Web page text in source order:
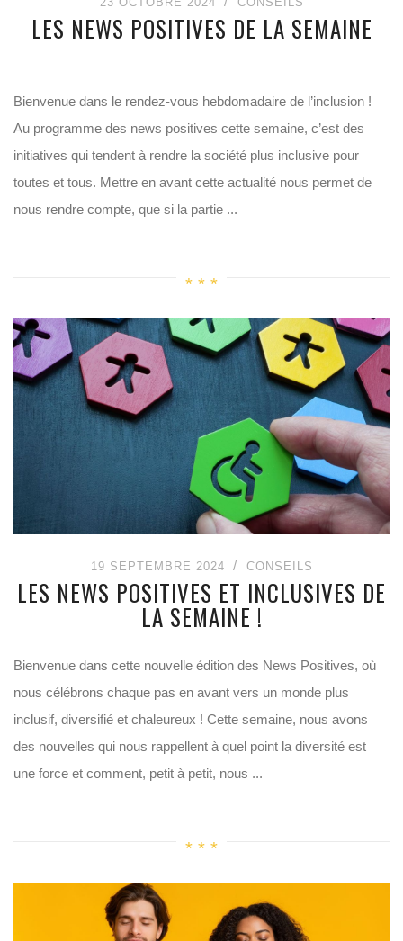
LES NEWS POSITIVES DE LA SEMAINE
Bienvenue dans le rendez-vous hebdomadaire de l’inclusion !
Au programme des news positives cette semaine, c’est des
initiatives qui tendent à rendre la société plus inclusive pour
toutes et tous. Mettre en avant cette actualité nous permet de
nous rendre compte, que si la partie ...
19 SEPTEMBRE 2024 CONSEILS
LES NEWS POSITIVES ET INCLUSIVES DE
LA SEMAINE !
Bienvenue dans cette nouvelle édition des News Positives, où
nous célébrons chaque pas en avant vers un monde plus
inclusif, diversifié et chaleureux ! Cette semaine, nous avons
des nouvelles qui nous rappellent à quel point la diversité est
une force et comment, petit à petit, nous ...